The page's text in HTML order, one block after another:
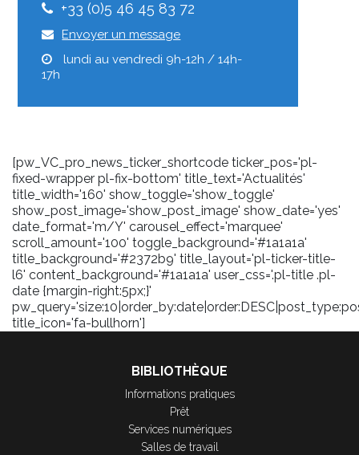
+33 (0)5 46 45 83 72
Envoyer un message
lundi au vendredi 9h-12h / 14h-
17h
[pw_VC_pro_news_ticker_shortcode ticker_pos='pl-
fixed-wrapper pl-fix-bottom' title_text='Actualités'
title_width='160' show_toggle='show_toggle'
show_post_image='show_post_image' show_date='yes'
date_format='m/Y' carousel_effect='marquee'
scroll_amount='100' toggle_background='#1a1a1a'
title_background='#2372b9' title_layout='pl-ticker-title-
l6' content_background='#1a1a1a' user_css='.pl-title .pl-
date {margin-right:5px;}'
title_icon='fa-bullhorn']
BIBLIOTHÈQUE
Informations pratiques
Prêt
Services numériques
Salles de travail